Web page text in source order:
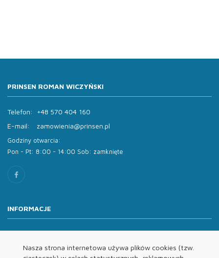
Nasza strona internetowa używa plików cookies (tzw.
PRINSEN ROMAN WICZYŃSKI
Telefon:
+48 570 404 160
E-mail:
zamowienia@prinsen.pl
Godziny otwarcia:
Pon - Pt: 8:00 - 14:00 Sob: zamknięte
INFORMACJE
Oferta